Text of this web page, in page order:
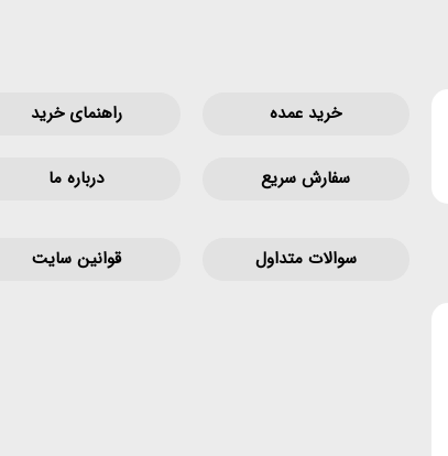
خرید عمده راهنمای خرید
سفارش سریع درباره ما
سوالات متداول قوانین‌ سایت